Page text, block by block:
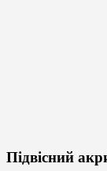
Підвісний